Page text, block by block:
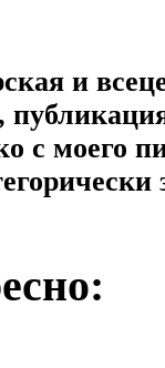
и
с моего